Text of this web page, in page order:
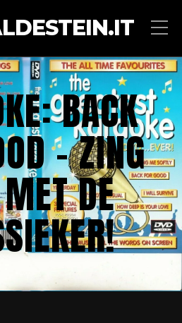
BACK
– ZING
DE